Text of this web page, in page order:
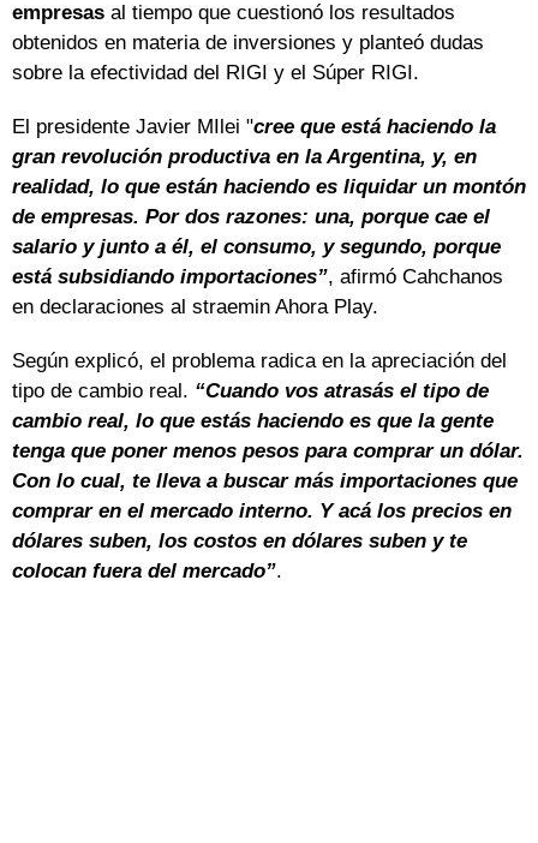
empresas al tiempo que cuestionó los resultados
obtenidos en materia de inversiones y planteó dudas
sobre la efectividad del RIGI y el Súper RIGI.
El presidente Javier MIlei "cree que está haciendo la
gran revolución productiva en la Argentina, y, en
realidad, lo que están haciendo es liquidar un montón
de empresas. Por dos razones: una, porque cae el
salario y junto a él, el consumo, y segundo, porque
está subsidiando importaciones”, afirmó Cahchanos
en declaraciones al straemin Ahora Play.
Según explicó, el problema radica en la apreciación del
tipo de cambio real. “Cuando vos atrasás el tipo de
cambio real, lo que estás haciendo es que la gente
tenga que poner menos pesos para comprar un dólar.
Con lo cual, te lleva a buscar más importaciones que
comprar en el mercado interno. Y acá los precios en
dólares suben, los costos en dólares suben y te
colocan fuera del mercado”.